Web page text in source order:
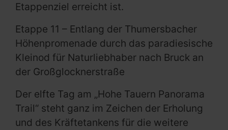
Etappenziel erreicht ist.
Etappe 11 – Entlang der Thumersbacher
Höhenpromenade durch das paradiesische
Kleinod für Naturliebhaber nach Bruck an
der Großglocknerstraße
Der elfte Tag am „Hohe Tauern Panorama
Trail“ steht ganz im Zeichen der Erholung
und des Kräftetankens für die weitere